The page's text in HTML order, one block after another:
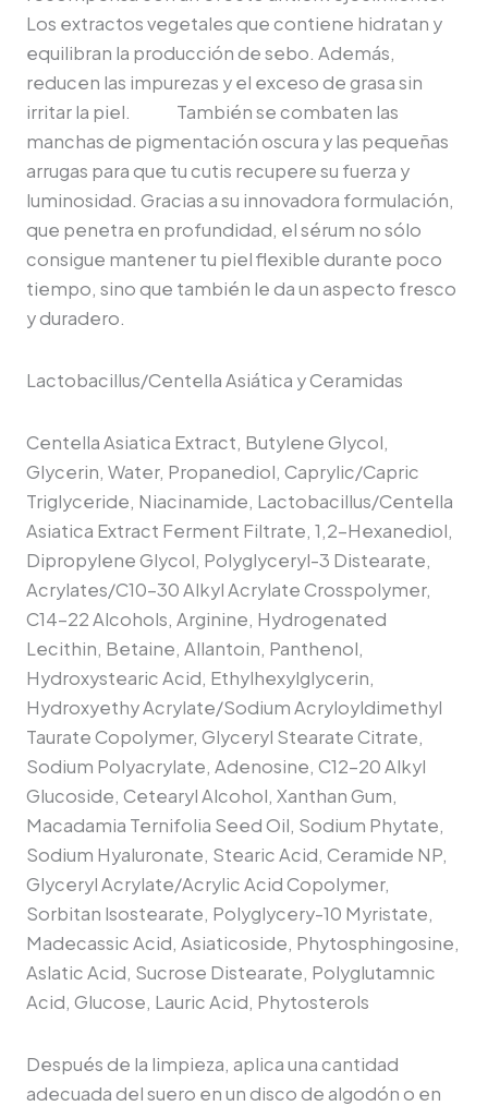
Los extractos vegetales que contiene hidratan y
equilibran la producción de sebo. Además,
reducen las impurezas y el exceso de grasa sin
irritar la piel. También se combaten las
manchas de pigmentación oscura y las pequeñas
arrugas para que tu cutis recupere su fuerza y
luminosidad. Gracias a su innovadora formulación,
que penetra en profundidad, el sérum no sólo
consigue mantener tu piel flexible durante poco
tiempo, sino que también le da un aspecto fresco
y duradero.
Lactobacillus/Centella Asiática y Ceramidas
Centella Asiatica Extract, Butylene Glycol,
Glycerin, Water, Propanediol, Caprylic/Capric
Triglyceride, Niacinamide, Lactobacillus/Centella
Asiatica Extract Ferment Filtrate, 1,2-Hexanediol,
Dipropylene Glycol, Polyglyceryl-3 Distearate,
Acrylates/C10-30 Alkyl Acrylate Crosspolymer,
C14-22 Alcohols, Arginine, Hydrogenated
Lecithin, Betaine, Allantoin, Panthenol,
Hydroxystearic Acid, Ethylhexylglycerin,
Hydroxyethy Acrylate/Sodium Acryloyldimethyl
Taurate Copolymer, Glyceryl Stearate Citrate,
Sodium Polyacrylate, Adenosine, C12-20 Alkyl
Glucoside, Cetearyl Alcohol, Xanthan Gum,
Macadamia Ternifolia Seed Oil, Sodium Phytate,
Sodium Hyaluronate, Stearic Acid, Ceramide NP,
Glyceryl Acrylate/Acrylic Acid Copolymer,
Sorbitan lsostearate, Polyglycery-10 Myristate,
Madecassic Acid, Asiaticoside, Phytosphingosine,
Aslatic Acid, Sucrose Distearate, Polyglutamnic
Acid, Glucose, Lauric Acid, Phytosterols
Después de la limpieza, aplica una cantidad
adecuada del suero en un disco de algodón o en